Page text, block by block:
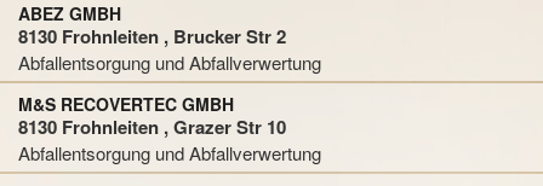
ABEZ GMBH
8130 Frohnleiten , Brucker Str 2
Abfallentsorgung und Abfallverwertung
M&S RECOVERTEC GMBH
8130 Frohnleiten , Grazer Str 10
Abfallentsorgung und Abfallverwertung